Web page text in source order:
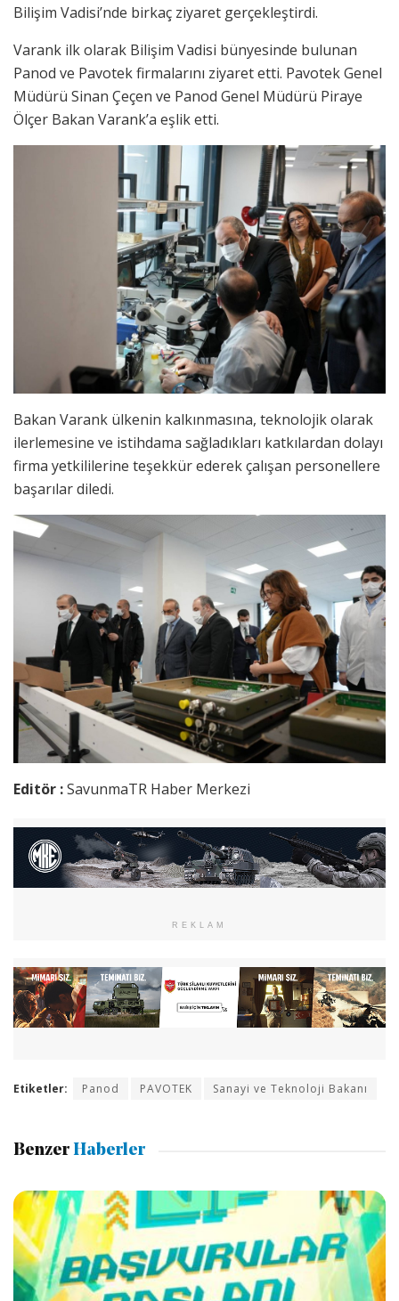
Bilişim Vadisi’nde birkaç ziyaret gerçekleştirdi.
Varank ilk olarak Bilişim Vadisi bünyesinde bulunan
Panod ve Pavotek firmalarını ziyaret etti. Pavotek Genel
Müdürü Sinan Çeçen ve Panod Genel Müdürü Piraye
Ölçer Bakan Varank’a eşlik etti.
Bakan Varank ülkenin kalkınmasına, teknolojik olarak
ilerlemesine ve istihdama sağladıkları katkılardan dolayı
firma yetkililerine teşekkür ederek çalışan personellere
başarılar diledi.
Editör :SavunmaTR Haber Merkezi
REKLAM
Etiketler: Panod PAVOTEK Sanayi ve Teknoloji Bakanı
Benzer Haberler